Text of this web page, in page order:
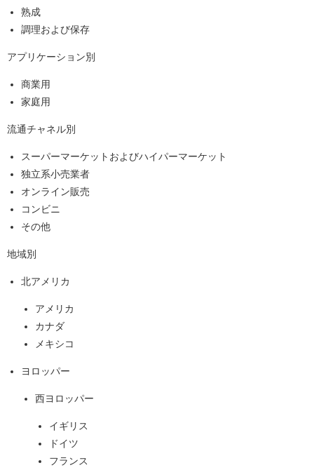
熟成
調理および保存
アプリケーション別
商業用
家庭用
流通チャネル別
スーパーマーケットおよびハイパーマーケット
独立系小売業者
オンライン販売
コンビニ
その他
地域別
北アメリカ
アメリカ
カナダ
メキシコ
ヨロッパー
西ヨロッパー
イギリス
ドイツ
フランス